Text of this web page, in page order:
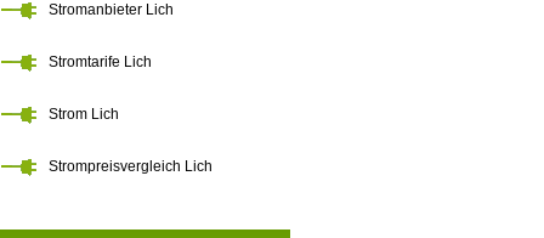
Stromanbieter Lich
Stromtarife Lich
Strom Lich
Strompreisvergleich Lich